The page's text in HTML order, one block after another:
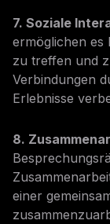
7. Soziale
ermöglichen es
zu treffen und
Verbindungen
Erlebnisse
8.
einer